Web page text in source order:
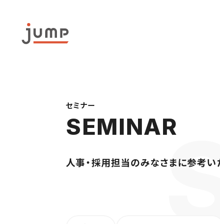
セミナー
SEMINAR
人事・採用担当のみなさまに参考い